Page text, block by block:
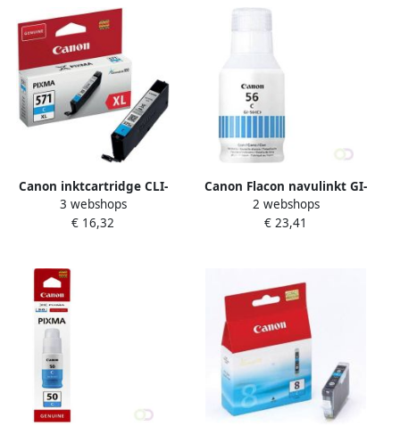
Canon inktcartridge CLI-
571XL 375 foto&apos;s OEM
0332C001 cyaan
3 webshops
€ 16,32
Canon Flacon navulinkt GI-
56 blauw
2 webshops
€ 23,41